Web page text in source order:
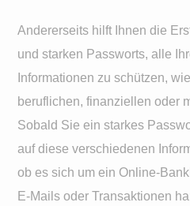
Andererseits hilft Ihnen die
und starken Passworts, alle
Informationen zu schützen,
beruflichen, finanziellen oder
Sobald Sie ein starkes
auf diese verschiedenen
ob es sich um ein Online-
E-Mails oder Transaktionen